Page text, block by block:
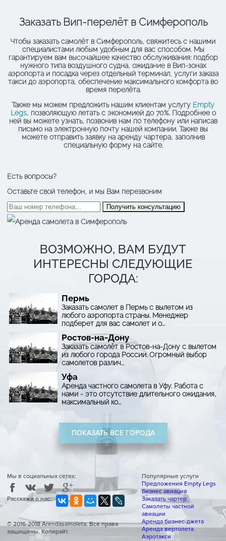
Заказать Вип-перелёт в Симферополь
Чтобы заказать самолёт в Симферополь, свяжитесь с нашими
специалистами любым удобным для вас способом. Мы
гарантируем вам высочайшее качество обслуживания: подбор
нужного типа воздушного судна, ожидание в Вип-зонах
аэропорта и посадка через отдельный терминал, услуги заказа
такси до аэропорта, обеспечение максимального комфорта во
время перелёта.
Также мы можем предложить нашим клиентам услугу Empty
Legs, позволяющую летать с экономией до 70%. Подробнее о
ней вы можете узнать, позвонив нам по телефону или написав
письмо на электронную почту нашей компании. Также вы
можете отправить заявку на аренду чартера, заполнив
специальную форму на сайте.
Есть вопросы?
Оставьте свой телефон, и мы Вам перезвоним
ВОЗМОЖНО, ВАМ БУДУТ
ИНТЕРЕСНЫ СЛЕДУЮЩИЕ
ГОРОДА:
Пермь
Заказать самолет в Пермь с вылетом из
любого аэропорта страны. Менеджер
подберет для вас самолет и о...
Ростов-на-Дону
Заказать самолёт в Ростов-на-Дону с вылетом
из любого города России. Огромный выбор
самолетов различ...
Уфа
Аренда частного самолета в Уфу. Работа с
нами - это отсутствие длительного ожидания,
максимальный ко...
ПОКАЗАТЬ ВСЕ ГОРОДА
Мы в социальных сетях:
Расскажи о нас:
© 2016-2018Arendasamoleta. Все права
защищены. Копирайт.
Популярные услуги
Предложения Empty Legs
Бизнес авиация
Заказать чартер
Самолеты частной
авиации
Аренда бизнес-джета
Аренда вертолета
Аэротакси